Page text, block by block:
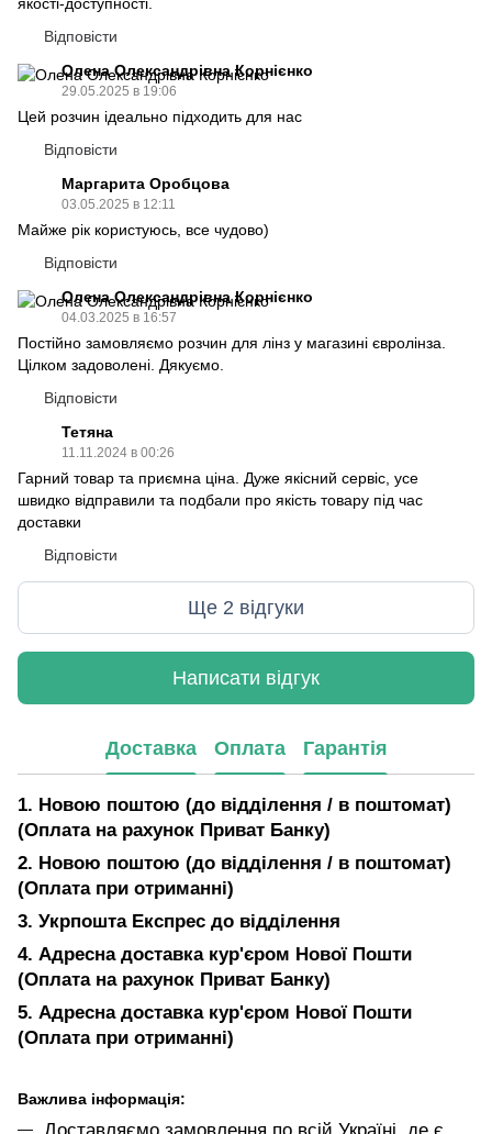
Відповісти
Олена Олександрівна Корнієнко
29.05.2025 в 19:06
Цей розчин ідеально підходить для нас
Відповісти
Маргарита Оробцова
03.05.2025 в 12:11
Майже рік користуюсь, все чудово)
Відповісти
Олена Олександрівна Корнієнко
04.03.2025 в 16:57
Постійно замовляємо розчин для лінз у магазині євролінза.
Цілком задоволені. Дякуємо.
Відповісти
Тетяна
11.11.2024 в 00:26
Гарний товар та приємна ціна. Дуже якісний сервіс, усе
швидко відправили та подбали про якість товару під час
доставки
Відповісти
Ще 2 відгуки
Написати відгук
Доставка Оплата Гарантія
1. Новою поштою (до відділення / в поштомат)
(Оплата на рахунок Приват Банку)
2. Новою поштою (до відділення / в поштомат)
(Оплата при отриманні)
3. Укрпошта Експрес до відділення
4. Адресна доставка кур'єром Нової Пошти
(Оплата на рахунок Приват Банку)
5. Адресна доставка кур'єром Нової Пошти
(Оплата при отриманні)
Важлива інформація: